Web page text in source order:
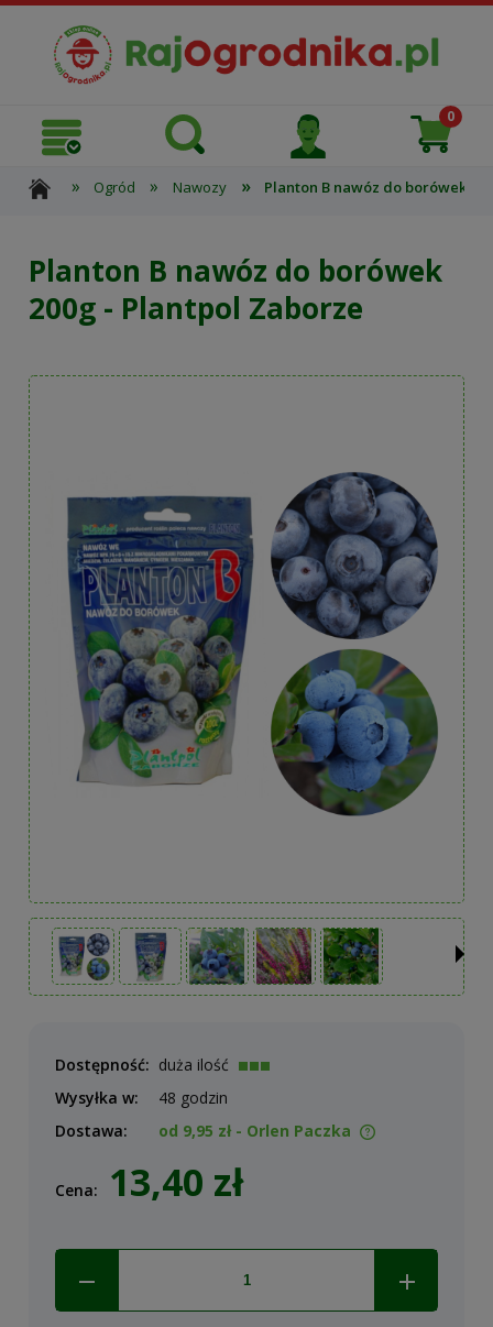
» Ogród » Nawozy » Planton B nawóz do borówek
Planton B nawóz do borówek
200g - Plantpol Zaborze
Dostępność: duża ilość
Wysyłka w:
48 godzin
Dostawa:
od 9,95 zł - Orlen Paczka
Cena: 13,40 zł